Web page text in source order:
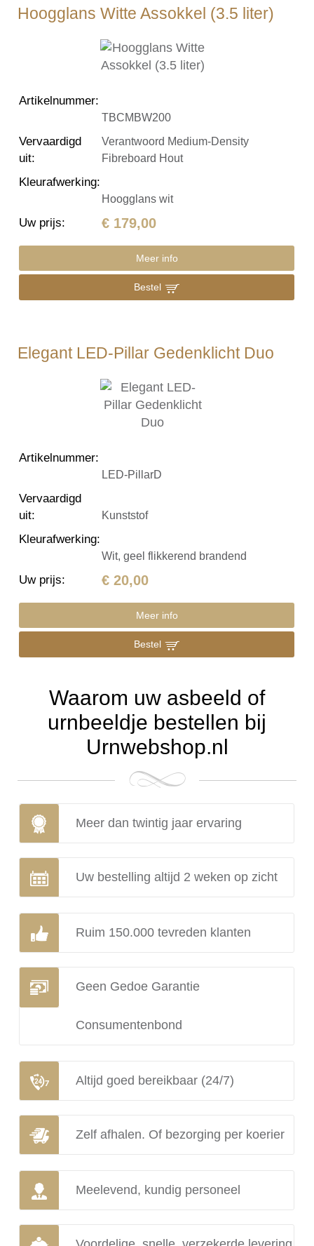
Hoogglans Witte Assokkel (3.5 liter)
Artikelnummer:
TBCMBW200
Vervaardigd
uit:
Verantwoord Medium-Density
Fibreboard Hout
Kleurafwerking:
Hoogglans wit
Uw prijs: € 179,00
Meer info
Bestel
Elegant LED-Pillar Gedenklicht Duo
Artikelnummer:
LED-PillarD
Vervaardigd
uit: Kunststof
Kleurafwerking:
Wit, geel flikkerend brandend
Uw prijs: € 20,00
Meer info
Bestel
Waarom uw asbeeld of
urnbeeldje bestellen bij
Urnwebshop.nl
Meer dan twintig jaar ervaring
Uw bestelling altijd 2 weken op zicht
Ruim 150.000 tevreden klanten
Geen Gedoe Garantie
Consumentenbond
Altijd goed bereikbaar (24/7)
Zelf afhalen. Of bezorging per koerier
Meelevend, kundig personeel